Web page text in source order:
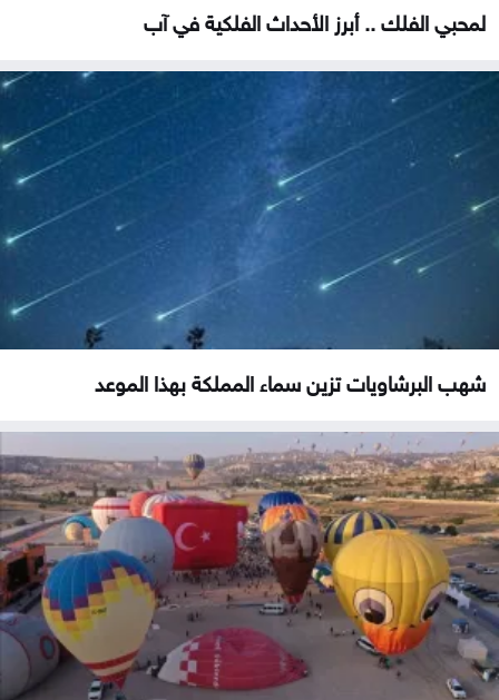
لمحبي الفلك .. أبرز الأحداث الفلكية في آب
شهب البرشاويات تزين سماء المملكة بهذا الموعد